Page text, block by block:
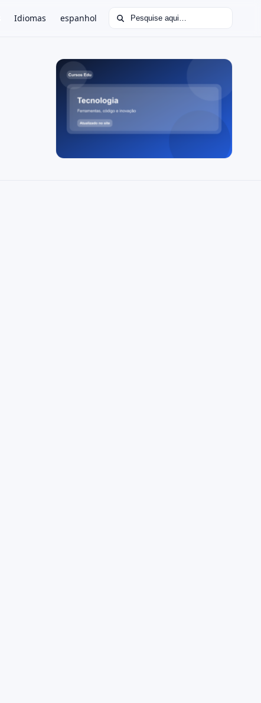
Idiomas espanhol Buscar por: